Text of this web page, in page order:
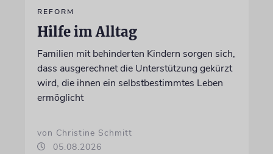
REFORM
Hilfe im Alltag
Familien mit behinderten Kindern sorgen sich,
dass ausgerechnet die Unterstützung gekürzt
wird, die ihnen ein selbstbestimmtes Leben
ermöglicht
von Christine Schmitt
05.08.2026